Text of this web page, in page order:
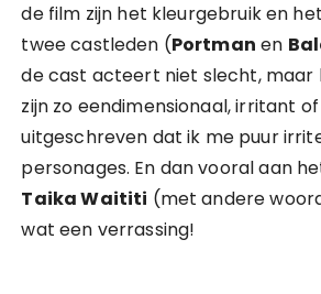
de film zijn het kleurgebruik en
twee castleden (Portman en
de cast acteert niet slecht, maar
zijn zo eendimensionaal, irritant
uitgeschreven dat ik me puur
personages. En dan vooral aan
Taika Waititi (met andere
wat een verrassing!